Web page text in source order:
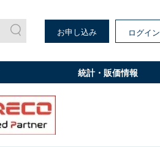
お申し込み ログイン
統計・販価情報